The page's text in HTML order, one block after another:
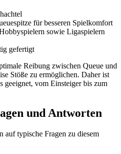
für besseren Spielkomfort
sowie Ligaspielern
gefertigt
Reibung zwischen Queue und
Stöße zu ermöglichen. Daher ist
geeignet, vom Einsteiger bis zum
und Antworten
typische Fragen zu diesem